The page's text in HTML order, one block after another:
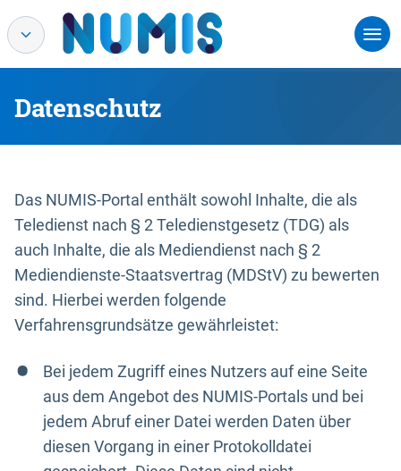
Datenschutz
Das NUMIS-Portal enthält sowohl Inhalte, die als
Teledienst nach § 2 Teledienstgesetz (TDG) als
auch Inhalte, die als Mediendienst nach § 2
Mediendienste-Staatsvertrag (MDStV) zu bewerten
sind. Hierbei werden folgende
Verfahrensgrundsätze gewährleistet:
Bei jedem Zugriff eines Nutzers auf eine Seite
aus dem Angebot des NUMIS-Portals und bei
jedem Abruf einer Datei werden Daten über
diesen Vorgang in einer Protokolldatei